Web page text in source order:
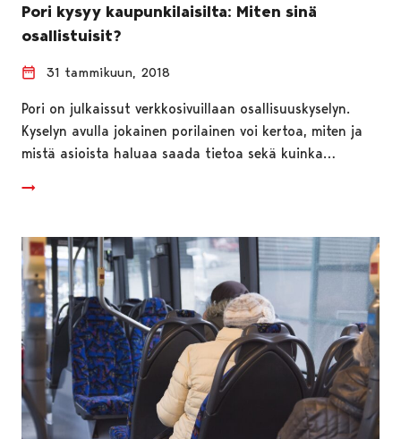
Pori kysyy kaupunkilaisilta: Miten sinä
osallistuisit?
31 tammikuun, 2018
Pori on julkaissut verkkosivuillaan osallisuuskyselyn.
Kyselyn avulla jokainen porilainen voi kertoa, miten ja
mistä asioista haluaa saada tietoa sekä kuinka…